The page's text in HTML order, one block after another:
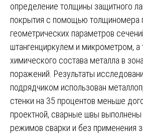
определение толщины защитного
покрытия с помощью толщиномера
геометрических параметров
штангенциркулем и микрометром, а
химического состава металла в
поражений. Результаты
подрядчиком использован
стенки на 35 процентов меньше
проектной, сварные швы
режимов сварки и без применения